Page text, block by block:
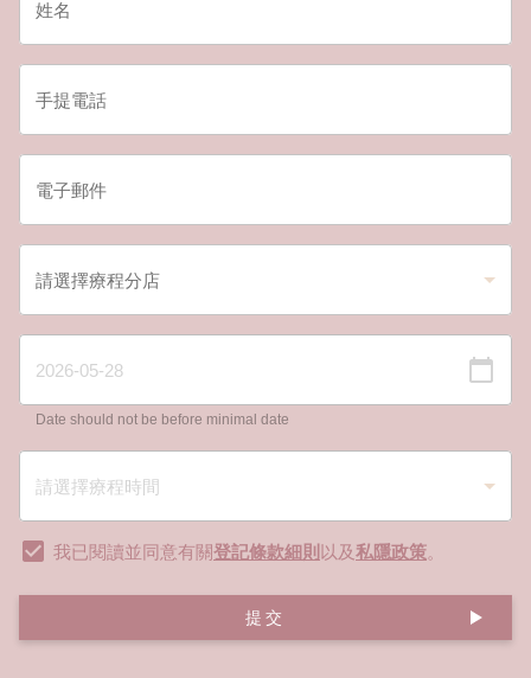
Date should not be before minimal date
我已閱讀並同意有關登記條款細則 以及私隱政策。
提交